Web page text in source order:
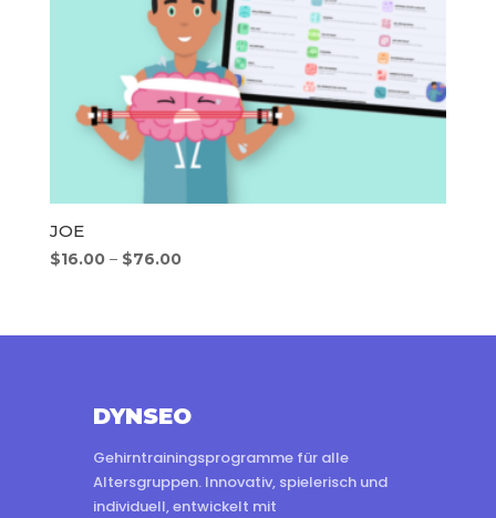
JOE
$16.00 – $76.00Preisspanne:
$76.00
DYNSEO
Gehirntrainingsprogramme für alle
Altersgruppen. Innovativ, spielerisch und
individuell, entwickelt mit